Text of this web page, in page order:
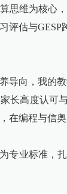
思维为核心
评估与
导向，我的
长高度认可
在编程与信
专业标准，